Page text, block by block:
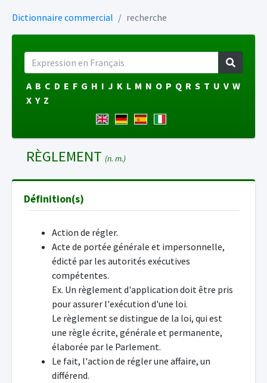
Dictionnaire commercial recherche
A B C D E F G H I J K L M N O P Q R S T U V W
X Y Z
RÈGLEMENT (n. m.)
Définition(s)
Action de régler.
Acte de portée générale et impersonnelle,
édicté par les autorités exécutives
compétentes.
Ex. Un règlement d'application doit être pris
pour assurer l'exécution d'une loi.
Le règlement se distingue de la loi, qui est
une règle écrite, générale et permanente,
élaborée par le Parlement.
Le fait, l'action de régler une affaire, un
différend.